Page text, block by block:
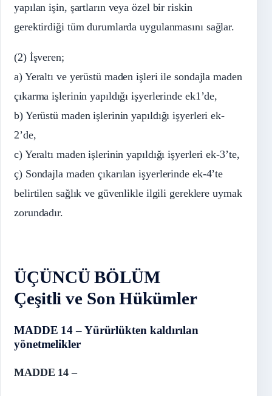
yapılan işin, şartların veya özel bir riskin
gerektirdiği tüm durumlarda uygulanmasını sağlar.
(2) İşveren;
a) Yeraltı ve yerüstü maden işleri ile sondajla maden
çıkarma işlerinin yapıldığı işyerlerinde ek1’de,
b) Yerüstü maden işlerinin yapıldığı işyerleri ek-
2’de,
c) Yeraltı maden işlerinin yapıldığı işyerleri ek-3’te,
ç) Sondajla maden çıkarılan işyerlerinde ek-4’te
belirtilen sağlık ve güvenlikle ilgili gereklere uymak
zorundadır.
ÜÇÜNCÜ BÖLÜM
Çeşitli ve Son Hükümler
MADDE 14 – Yürürlükten kaldırılan
yönetmelikler
MADDE 14 –